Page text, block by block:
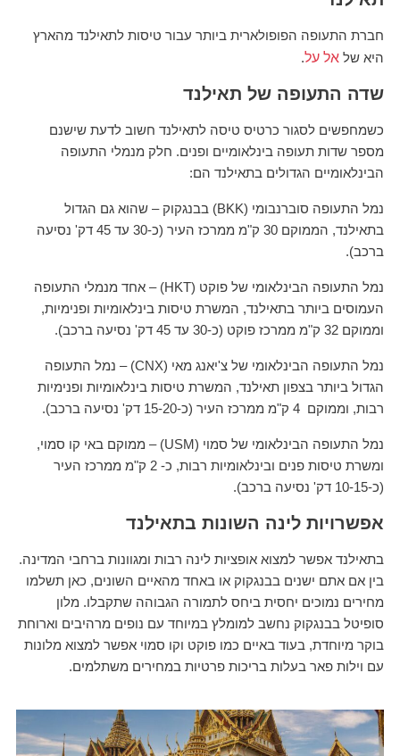
חברת התעופה הפופולארית ביותר עבור טיסות לתאילנד מהארץ
היא של אל על.
שדה התעופה של תאילנד
כשמחפשים לסגור כרטיס טיסה לתאילנד חשוב לדעת שישנם
מספר שדות תעופה בינלאומיים ופנים. חלק מנמלי התעופה
הבינלאומיים הגדולים בתאילנד הם:
נמל התעופה סוברנבומי (BKK) בבנגקוק – שהוא גם הגדול
בתאילנד, הממוקם 30 ק"מ ממרכז העיר (כ-30 עד 45 דק' נסיעה
ברכב).
נמל התעופה הבינלאומי של פוקט (HKT) – אחד מנמלי התעופה
העמוסים ביותר בתאילנד, המשרת טיסות בינלאומיות ופנימיות,
וממוקם 32 ק"מ ממרכז פוקט (כ-30 עד 45 דק' נסיעה ברכב).
נמל התעופה הבינלאומי של צ'יאנג מאי (CNX) – נמל התעופה
הגדול ביותר בצפון תאילנד, המשרת טיסות בינלאומיות ופנימיות
רבות, וממוקם 4 ק"מ ממרכז העיר (כ-15-20 דק' נסיעה ברכב).
נמל התעופה הבינלאומי של סמוי (USM) – ממוקם באי קו סמוי,
ומשרת טיסות פנים ובינלאומיות רבות, כ- 2 ק"מ ממרכז העיר
(כ-10-15 דק' נסיעה ברכב).
אפשרויות לינה השונות בתאילנד
בתאילנד אפשר למצוא אופציות לינה רבות ומגוונות ברחבי המדינה.
בין אם אתם ישנים בבנגקוק או באחד מהאיים השונים, כאן תשלמו
מחירים נמוכים יחסית ביחס לתמורה הגבוהה שתקבלו. מלון
סופיטל בבנגקוק נחשב למומלץ במיוחד עם נופים מרהיבים וארוחת
בוקר מיוחדת, בעוד באיים כמו פוקט וקו סמוי אפשר למצוא מלונות
עם וילות פאר בעלות בריכות פרטיות במחירים משתלמים.